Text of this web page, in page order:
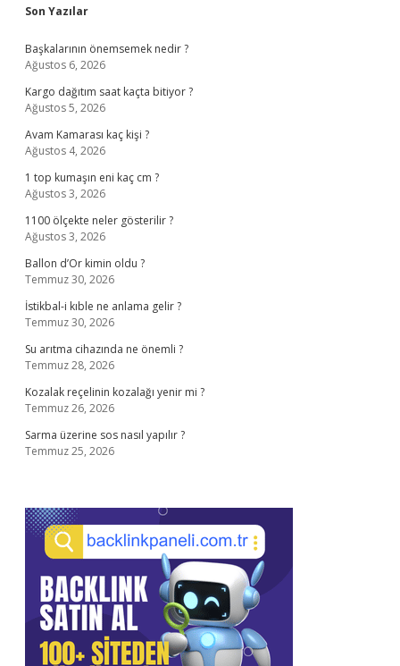
Sidebar
Son Yazılar
Başkalarının önemsemek nedir ?
Ağustos 6, 2026
Kargo dağıtım saat kaçta bitiyor ?
Ağustos 5, 2026
Avam Kamarası kaç kişi ?
Ağustos 4, 2026
1 top kumaşın eni kaç cm ?
Ağustos 3, 2026
1100 ölçekte neler gösterilir ?
Ağustos 3, 2026
Ballon d’Or kimin oldu ?
Temmuz 30, 2026
İstikbal-i kıble ne anlama gelir ?
Temmuz 30, 2026
Su arıtma cihazında ne önemli ?
Temmuz 28, 2026
Kozalak reçelinin kozalağı yenir mi ?
Temmuz 26, 2026
Sarma üzerine sos nasıl yapılır ?
Temmuz 25, 2026